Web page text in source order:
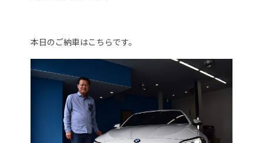
本日のご納車はこちらです。